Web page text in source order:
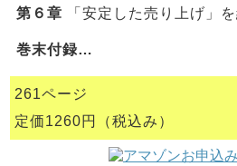
第６章 「安定した売り上げ」
巻末付録…
261ページ
定価1260円（税込み）